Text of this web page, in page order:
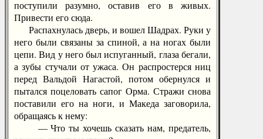
поступили разумно, оставив его в живых.
Привести его сюда.
Распахнулась дверь, и вошел Шадрах. Руки у
него были связаны за спиной, а на ногах были
цепи. Вид у него был испуганный, глаза бегали,
а зубы стучали от ужаса. Он распростерся ниц
перед Вальдой Нагастой, потом обернулся и
пытался поцеловать сапог Орма. Стражи снова
поставили его на ноги, и Македа заговорила,
обращаясь к нему:
— Что ты хочешь сказать нам, предатель,